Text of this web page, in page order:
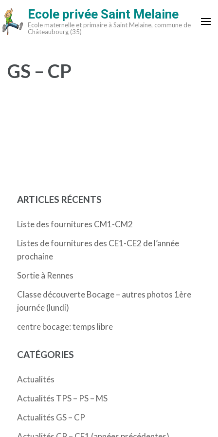
Aller
au
contenu
Ecole privée Saint Melaine
Ecole maternelle et primaire à Saint Melaine, commune de
Châteaubourg (35)
GS – CP
ARTICLES RÉCENTS
Liste des fournitures CM1-CM2
Listes de fournitures des CE1-CE2 de l’année
prochaine
Sortie à Rennes
Classe découverte Bocage – autres photos 1ère
journée (lundi)
centre bocage: temps libre
CATÉGORIES
Actualités
Actualités TPS – PS – MS
Actualités GS – CP